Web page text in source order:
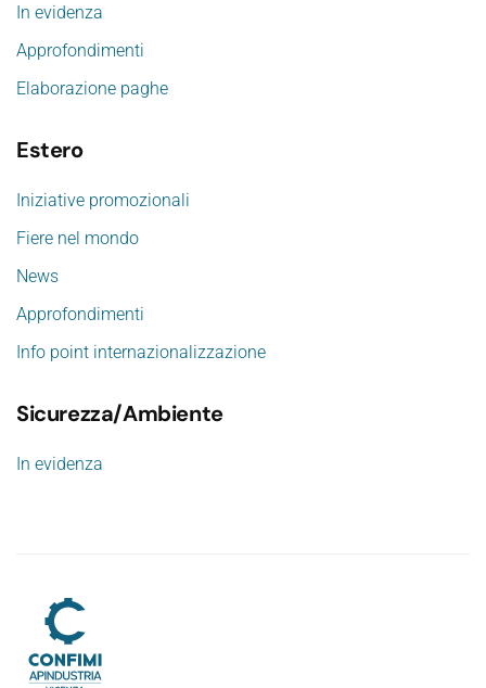
In evidenza
Approfondimenti
Elaborazione paghe
Estero
Iniziative promozionali
Fiere nel mondo
News
Approfondimenti
Info point internazionalizzazione
Sicurezza/Ambiente
In evidenza